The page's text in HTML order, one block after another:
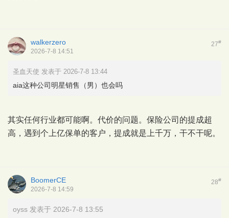
27#
walkerzero
2026-7-8 14:51
圣血天使 发表于 2026-7-8 13:44
aia这种公司明星销售（男）也会吗
其实任何行业都可能啊。代价的问题。保险公司的提成超
高，遇到个上亿保单的客户，提成就是上千万，干不干呢。
28#
BoomerCE
2026-7-8 14:59
oyss 发表于 2026-7-8 13:55